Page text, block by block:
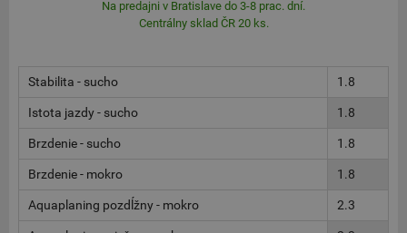
Na predajni v Bratislave do 3-8 prac. dní.
Centrálny sklad ČR 20 ks.
Stabilita - sucho 1.8
Istota jazdy - sucho 1.8
Brzdenie - sucho 1.8
Brzdenie - mokro 1.8
Aquaplaning pozdĺžny - mokro 2.3